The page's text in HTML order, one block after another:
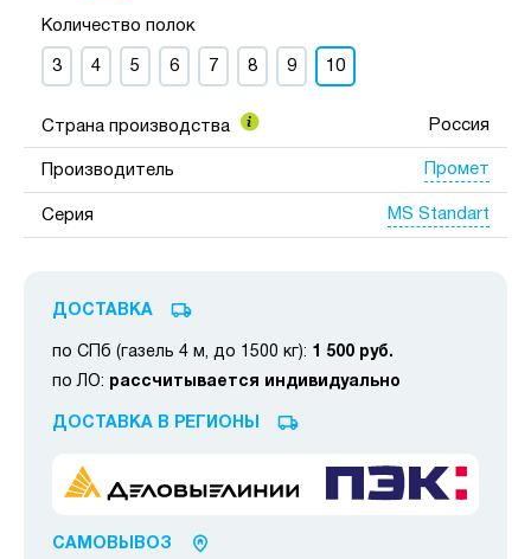
Количество полок
3 4 5 6 7 8 9 10
Страна производства Россия
Производитель Промет
Серия MS Standart
ДОСТАВКА
по СПб (газель 4 м, до 1500 кг): 1 500 руб.
по ЛО: рассчитывается индивидуально
ДОСТАВКА В РЕГИОНЫ
САМОВЫВОЗ